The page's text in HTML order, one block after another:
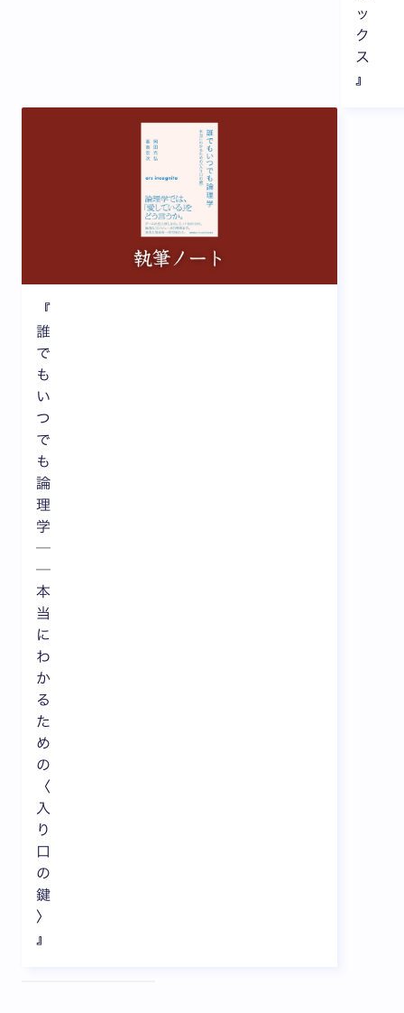
『
誰
で
も
い
つ
で
も
論
理
学
─
─
本
当
に
わ
か
る
た
め
の
〈
入
り
口
の
鍵
〉
』
ッ
ク
ス
』